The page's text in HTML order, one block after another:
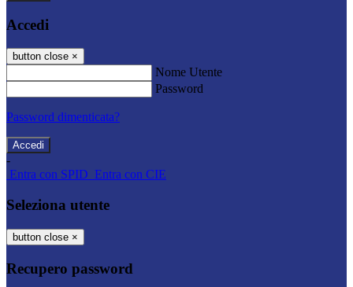
Accedi
button close ×
Nome Utente
Password
Password dimenticata?
-
Entra con SPID Entra con CIE
Seleziona utente
button close ×
Recupero password